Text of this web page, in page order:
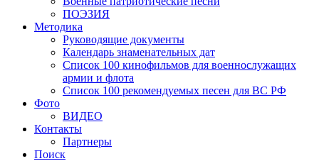
ПОЭЗИЯ
Методика
Руководящие документы
Календарь знаменательных дат
Список 100 кинофильмов для военнослужащих
армии и флота
Список 100 рекомендуемых песен для ВС РФ
Фото
ВИДЕО
Контакты
Партнеры
Поиск